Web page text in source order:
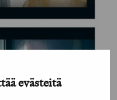
evästeitä